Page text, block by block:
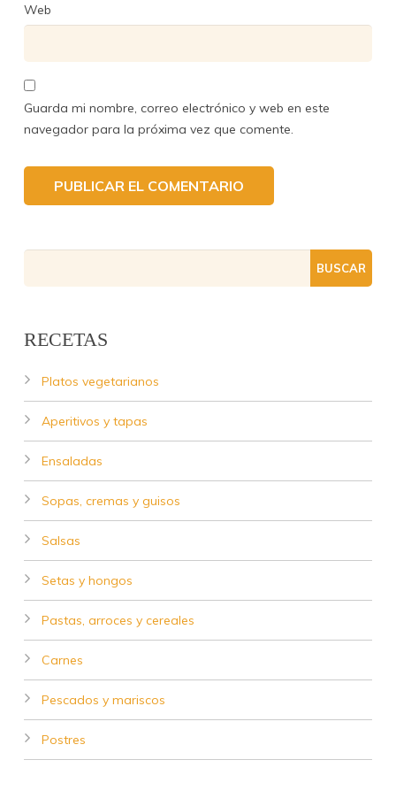
Web
Guarda mi nombre, correo electrónico y web en este
navegador para la próxima vez que comente.
RECETAS
Platos vegetarianos
Aperitivos y tapas
Ensaladas
Sopas, cremas y guisos
Salsas
Setas y hongos
Pastas, arroces y cereales
Carnes
Pescados y mariscos
Postres